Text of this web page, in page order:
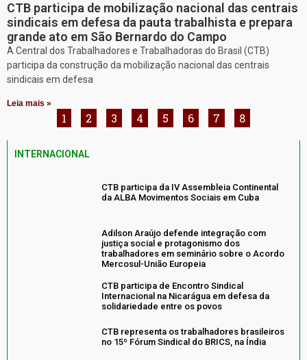
CTB participa de mobilização nacional das centrais
sindicais em defesa da pauta trabalhista e prepara
grande ato em São Bernardo do Campo
A Central dos Trabalhadores e Trabalhadoras do Brasil (CTB)
participa da construção da mobilização nacional das centrais
sindicais em defesa
Leia mais »
1 2 3 4 5 6 7 8
INTERNACIONAL
CTB participa da IV Assembleia Continental
da ALBA Movimentos Sociais em Cuba
Adilson Araújo defende integração com
justiça social e protagonismo dos
trabalhadores em seminário sobre o Acordo
Mercosul-União Europeia
CTB participa de Encontro Sindical
Internacional na Nicarágua em defesa da
solidariedade entre os povos
CTB representa os trabalhadores brasileiros
no 15º Fórum Sindical do BRICS, na Índia